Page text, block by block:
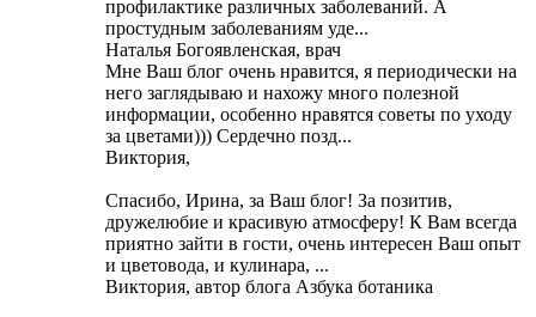
профилактике различных заболеваний. А
простудным заболеваниям уде...
Наталья Богоявленская, врач
Мне Ваш блог очень нравится, я периодически на
него заглядываю и нахожу много полезной
информации, особенно нравятся советы по уходу
за цветами))) Cердечно позд...
Виктория,
Cпасибо, Ирина, за Ваш блог! За позитив,
дружелюбие и красивую атмосферу! К Вам всегда
приятно зайти в гости, очень интересен Ваш опыт
и цветовода, и кулинара, ...
Виктория, автор блога Азбука ботаника